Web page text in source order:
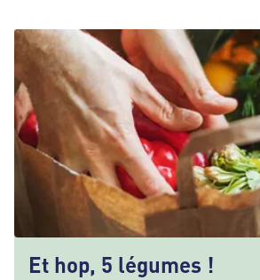
Et hop, 5 légumes !